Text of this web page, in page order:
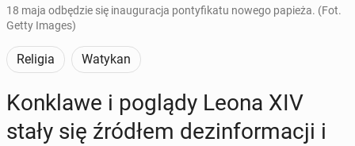
18 maja odbędzie się inauguracja pontyfikatu nowego papieża. (Fot.
Getty Images)
Religia Watykan
Kon­kla­we i poglądy Leona XIV
stały się źródłem dez­in­for­ma­cji i